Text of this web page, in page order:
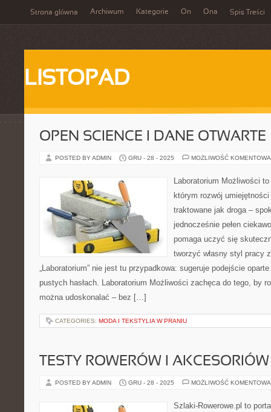
Strona główna Archiwum Kategorie On Ona Spis Treści
LISTOPAD
OPEN SCIENCE I DANE OTWARTE
POSTED BY ADMIN GRU - 28 - 2025 MOŻLIWOŚĆ
Laboratorium Możliwości
którym rozwój
traktowane jak droga –
jednocześnie pełen
pomaga uczyć się
tworzyć własny styl pracy
„Laboratorium” nie jest tu przypadkowa: sugeruje podejście
pustych hasłach. Laboratorium Możliwości zachęca do tego, by
można udoskonalać – bez […]
CATEGORIES: MODA I TEKSTYLIA W PRANIU
TESTY ROWERÓW I AKCESORIÓW
POSTED BY ADMIN GRU - 28 - 2025 MOŻLIWOŚĆ
Szlaki-Rowerowe.pl to